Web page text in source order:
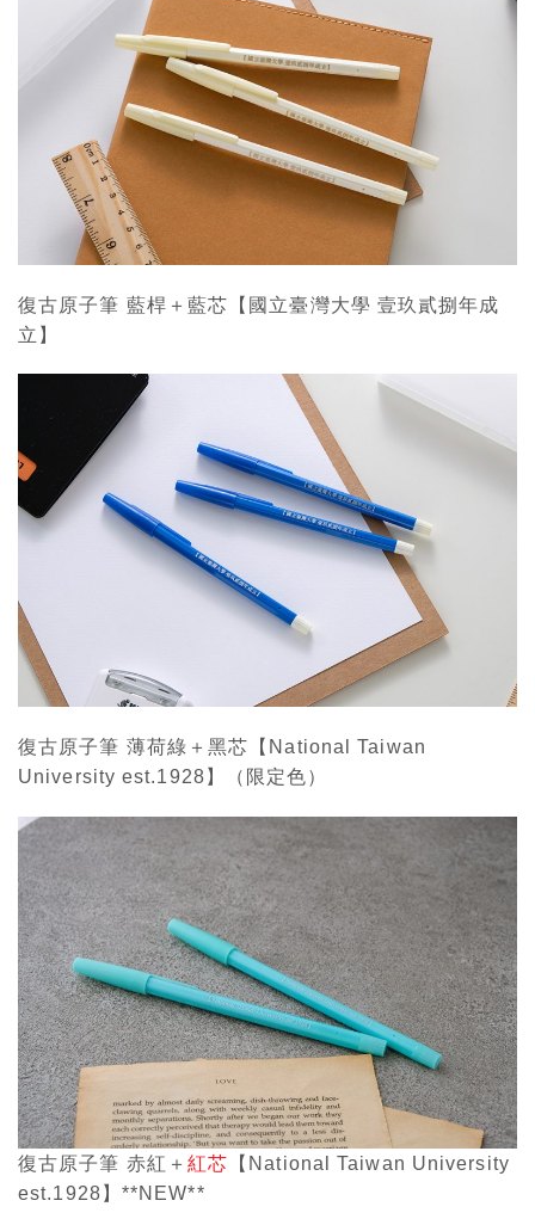
復古原子筆 藍桿＋藍芯【國立臺灣大學 壹玖貳捌年成
立】
復古原子筆 薄荷綠＋黑芯【National Taiwan
University est.1928】（限定色）
復古原子筆 赤紅＋ 紅芯 【National Taiwan University
est.1928】**NEW**